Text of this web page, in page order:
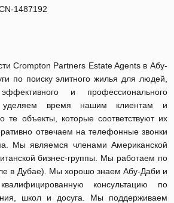
1487192
Crompton Partners Estate Agents в Абу-
по поиску элитного жилья для людей,
и профессионального
время нашим клиентам и
те объекты, которые соответствуют их
отвечаем на телефонные звонки
Мы являемся членами Американской
бизнес-группы. Мы работаем по
в Дубае). Мы хорошо знаем Абу-Даби и
консультацию по
школ и досуга. Мы поддерживаем